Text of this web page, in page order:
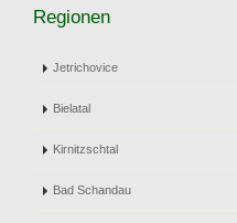
Regionen
Jetrichovice
Bielatal
Kirnitzschtal
Bad Schandau